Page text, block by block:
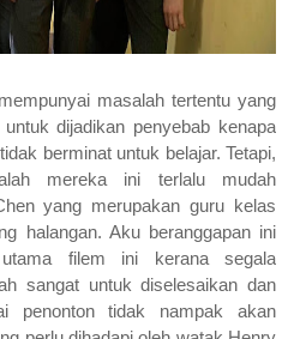
masalah tertentu yang
dijadikan penyebab kenapa
berminat untuk belajar. Tetapi,
mereka ini terlalu mudah
yang merupakan guru kelas
halangan. Aku beranggapan ini
filem ini kerana segala
sangat untuk diselesaikan dan
penonton tidak nampak akan